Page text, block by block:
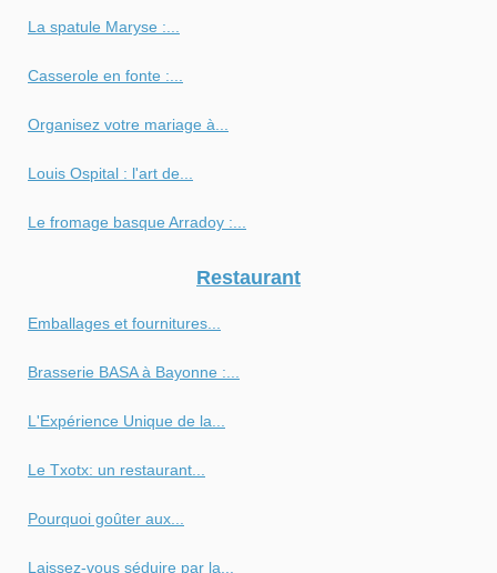
La spatule Maryse :...
Casserole en fonte :...
Organisez votre mariage à...
Louis Ospital : l'art de...
Le fromage basque Arradoy :...
Restaurant
Emballages et fournitures...
Brasserie BASA à Bayonne :...
L'Expérience Unique de la...
Le Txotx: un restaurant...
Pourquoi goûter aux...
Laissez-vous séduire par la...